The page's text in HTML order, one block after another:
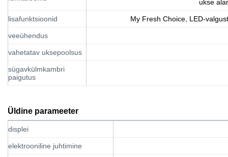
ukse
lisafunktsioonid My Fresh Choice, LED-
veeühendus
vahetatav uksepoolsus
sügavkülmkambri
paigutus
Üldine parameeter
displei
elektrooniline juhtimine